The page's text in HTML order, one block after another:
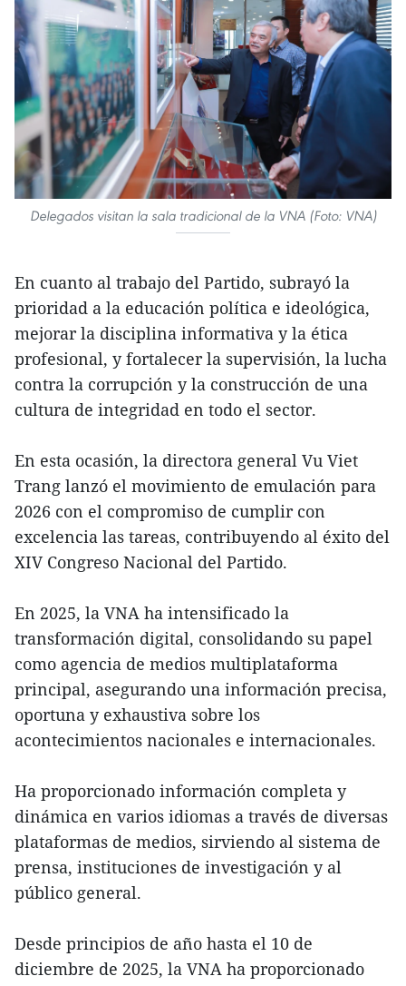
Delegados visitan la sala tradicional de la VNA (Foto: VNA)
En cuanto al trabajo del Partido, subrayó la
prioridad a la educación política e ideológica,
mejorar la disciplina informativa y la ética
profesional, y fortalecer la supervisión, la lucha
contra la corrupción y la construcción de una
cultura de integridad en todo el sector.
En esta ocasión, la directora general Vu Viet
Trang lanzó el movimiento de emulación para
2026 con el compromiso de cumplir con
excelencia las tareas, contribuyendo al éxito del
XIV Congreso Nacional del Partido.
En 2025, la VNA ha intensificado la
transformación digital, consolidando su papel
como agencia de medios multiplataforma
principal, asegurando una información precisa,
oportuna y exhaustiva sobre los
acontecimientos nacionales e internacionales.
Ha proporcionado información completa y
dinámica en varios idiomas a través de diversas
plataformas de medios, sirviendo al sistema de
prensa, instituciones de investigación y al
público general.
Desde principios de año hasta el 10 de
diciembre de 2025, la VNA ha proporcionado